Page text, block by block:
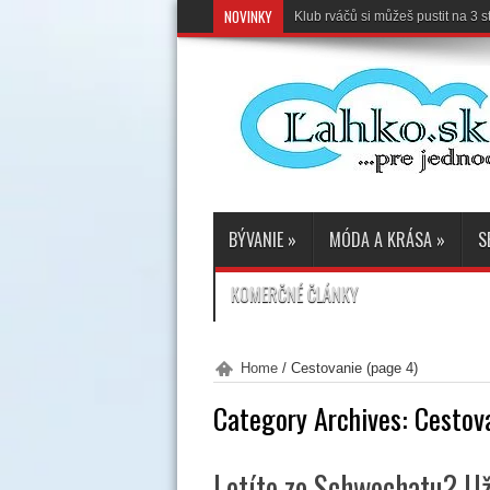
NOVINKY Klub rváčů si můžeš pustit na 3
BÝVANIE » MÓDA A KRÁSA »
KOMERČNÉ ČLÁNKY
Home/ Cestovanie(page 4)
Category Archives: